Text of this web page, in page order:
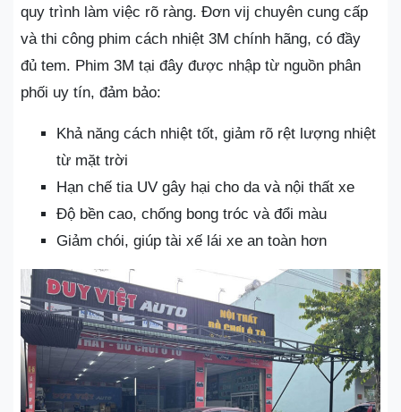
quy trình làm việc rõ ràng. Đơn vij chuyên cung cấp
và thi công phim cách nhiệt 3M chính hãng, có đầy
đủ tem. Phim 3M tại đây được nhập từ nguồn phân
phối uy tín, đảm bảo:
Khả năng cách nhiệt tốt, giảm rõ rệt lượng nhiệt
từ mặt trời
Hạn chế tia UV gây hại cho da và nội thất xe
Độ bền cao, chống bong tróc và đổi màu
Giảm chói, giúp tài xế lái xe an toàn hơn